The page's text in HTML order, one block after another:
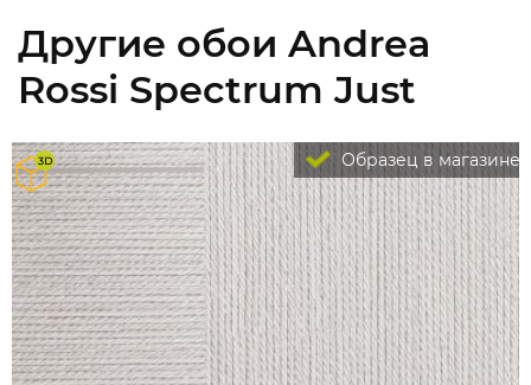
Другие обои Andrea
Rossi Spectrum Just
Образец в магазине